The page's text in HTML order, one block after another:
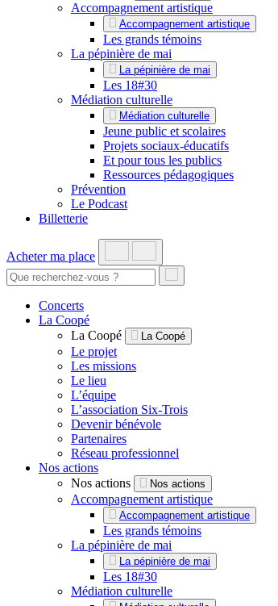
Accompagnement artistique
Accompagnement artistique
Les grands témoins
La pépinière de mai
La pépinière de mai
Les 18#30
Médiation culturelle
Médiation culturelle
Jeune public et scolaires
Projets sociaux-éducatifs
Et pour tous les publics
Ressources pédagogiques
Prévention
Le Podcast
Billetterie
Acheter ma place
Concerts
La Coopé
La Coopé
La Coopé
Le projet
Les missions
Le lieu
L’équipe
L’association Six-Trois
Devenir bénévole
Partenaires
Réseau professionnel
Nos actions
Nos actions
Nos actions
Accompagnement artistique
Accompagnement artistique
Les grands témoins
La pépinière de mai
La pépinière de mai
Les 18#30
Médiation culturelle